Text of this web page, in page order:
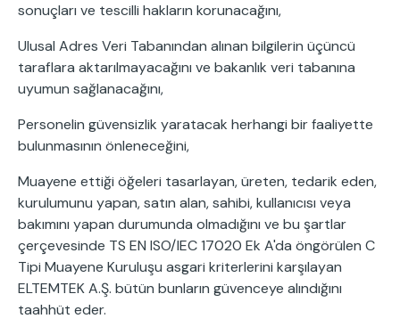
sonuçları ve tescilli hakların korunacağını,
Ulusal Adres Veri Tabanından alınan bilgilerin üçüncü
taraflara aktarılmayacağını ve bakanlık veri tabanına
uyumun sağlanacağını,
Personelin güvensizlik yaratacak herhangi bir faaliyette
bulunmasının önleneceğini,
Muayene ettiği öğeleri tasarlayan, üreten, tedarik eden,
kurulumunu yapan, satın alan, sahibi, kullanıcısı veya
bakımını yapan durumunda olmadığını ve bu şartlar
çerçevesinde TS EN ISO/IEC 17020 Ek A'da öngörülen C
Tipi Muayene Kuruluşu asgari kriterlerini karşılayan
ELTEMTEK A.Ş. bütün bunların güvenceye alındığını
taahhüt eder.